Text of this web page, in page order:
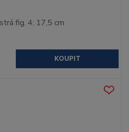
fig. 4; 17,5 cm
KOUPIT